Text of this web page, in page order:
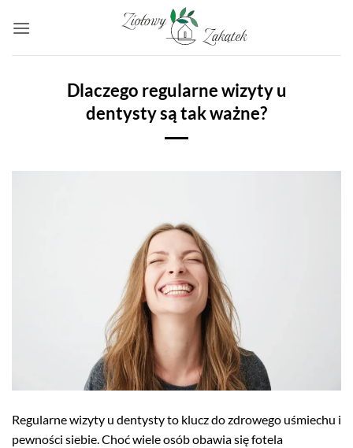
Dlaczego regularne wizyty u
dentysty są tak ważne?
Regularne wizyty u dentysty to klucz do zdrowego uśmiechu i
pewności siebie. Choć wiele osób obawia się fotela